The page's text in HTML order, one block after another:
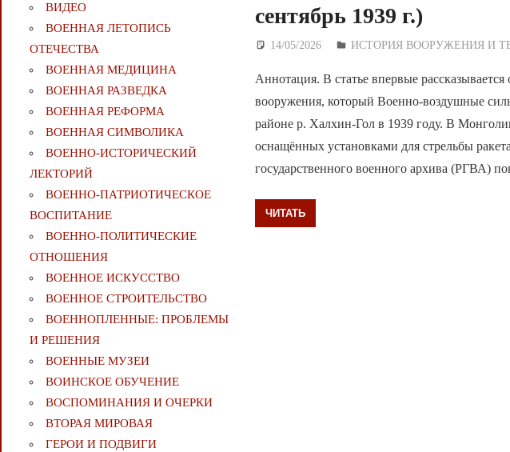
сентябрь 1939 г.)
14/05/2026 Дежурный по Редакции
ИСТОРИЯ ВООРУЖЕНИЯ И
Аннотация. В статье впервые
вооружения, который Военно-воздушные
районе р. Халхин-Гол в 1939 году. В
оснащённых установками для стрельбы
государственного военного архива (РГВА)
ЧИТАТЬ
ВИДЕО
ВОЕННАЯ ЛЕТОПИСЬ
ОТЕЧЕСТВА
ВОЕННАЯ МЕДИЦИНА
ВОЕННАЯ РАЗВЕДКА
ВОЕННАЯ РЕФОРМА
ВОЕННАЯ СИМВОЛИКА
ВОЕННО-ИСТОРИЧЕСКИЙ
ЛЕКТОРИЙ
ВОЕННО-ПАТРИОТИЧЕСКОЕ
ВОСПИТАНИЕ
ВОЕННО-ПОЛИТИЧЕСКИE
ОТНОШЕНИЯ
ВОЕННОЕ ИСКУССТВО
ВОЕННОЕ СТРОИТЕЛЬСТВО
ВОЕННОПЛЕННЫЕ: ПРОБЛЕМЫ
И РЕШЕНИЯ
ВОЕННЫЕ МУЗЕИ
ВОИНСКОЕ ОБУЧЕНИЕ
ВОСПОМИНАНИЯ И ОЧЕРКИ
ВТОРАЯ МИРОВАЯ
ГЕРОИ И ПОДВИГИ